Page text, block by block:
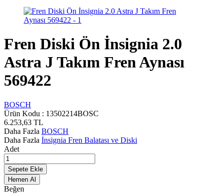
Fren Diski Ön İnsignia 2.0
Astra J Takım Fren Aynası
569422
BOSCH
Ürün Kodu : 13502214BOSC
6.253,63 TL
Daha Fazla BOSCH
Daha Fazla İnsignia Fren Balatası ve Diski
Adet
Sepete Ekle
Hemen Al
Beğen